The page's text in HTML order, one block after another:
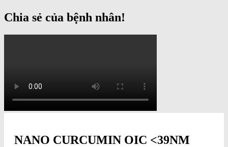
Chia sẻ của bệnh nhân!
NANO CURCUMIN OIC <39NM